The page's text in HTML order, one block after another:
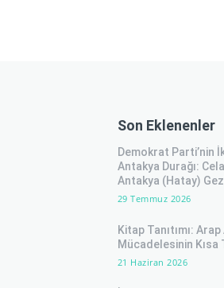
Son Eklenenler
Demokrat Parti’nin
Antakya Durağı:
Antakya (Hatay)
29 Temmuz 2026
Kitap Tanıtımı:
Mücadelesinin Kısa
21 Haziran 2026